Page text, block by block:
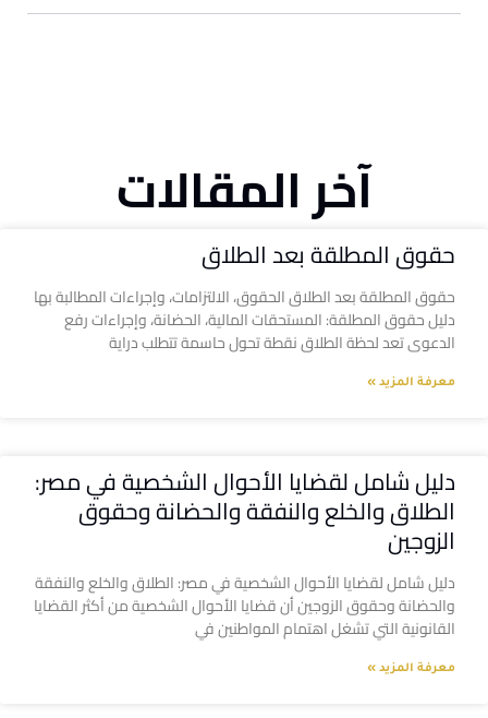
آخر المقالات
حقوق المطلقة بعد الطلاق
حقوق المطلقة بعد الطلاق الحقوق، الالتزامات، وإجراءات المطالبة بها
دليل حقوق المطلقة: المستحقات المالية، الحضانة، وإجراءات رفع
الدعوى تعد لحظة الطلاق نقطة تحول حاسمة تتطلب دراية
معرفة المزيد »
دليل شامل لقضايا الأحوال الشخصية في مصر:
الطلاق والخلع والنفقة والحضانة وحقوق
الزوجين
دليل شامل لقضايا الأحوال الشخصية في مصر: الطلاق والخلع والنفقة
والحضانة وحقوق الزوجين أن قضايا الأحوال الشخصية من أكثر القضايا
القانونية التي تشغل اهتمام المواطنين في
معرفة المزيد »